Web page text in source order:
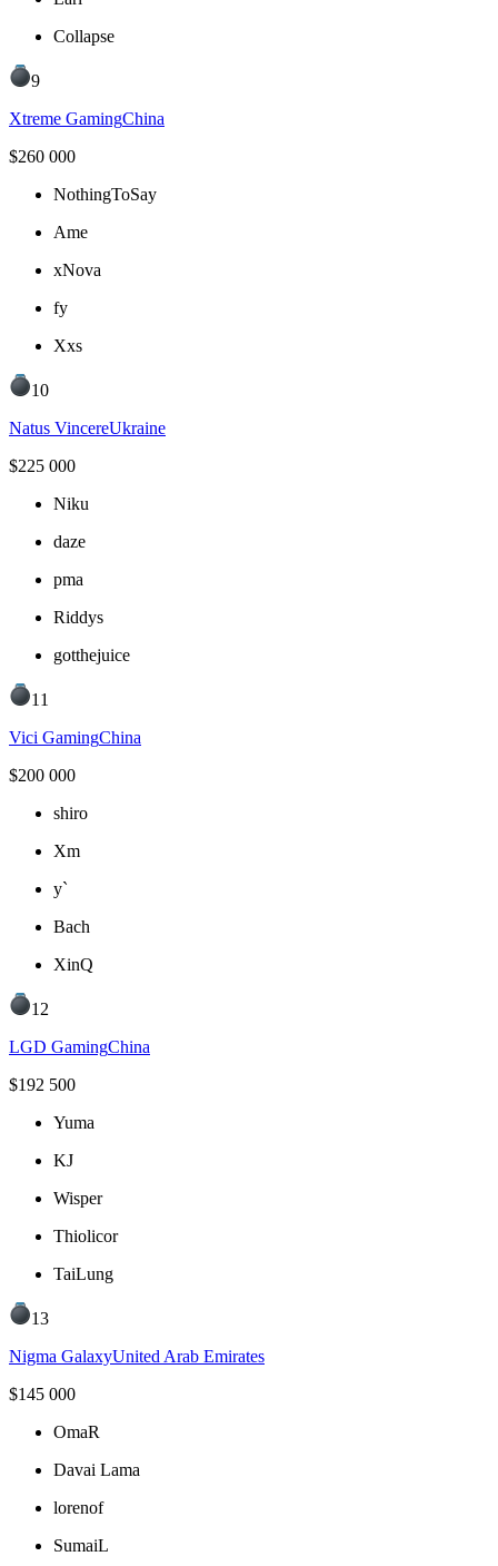
Collapse
9
Xtreme GamingChina
$260 000
NothingToSay
Ame
xNova
fy
Xxs
10
Natus VincereUkraine
$225 000
Niku
daze
pma
Riddys
gotthejuice
11
Vici GamingChina
$200 000
shiro
Xm
y`
Bach
XinQ
12
LGD GamingChina
$192 500
Yuma
KJ
Wisper
Thiolicor
TaiLung
13
Nigma GalaxyUnited Arab Emirates
$145 000
OmaR
Davai Lama
lorenof
SumaiL